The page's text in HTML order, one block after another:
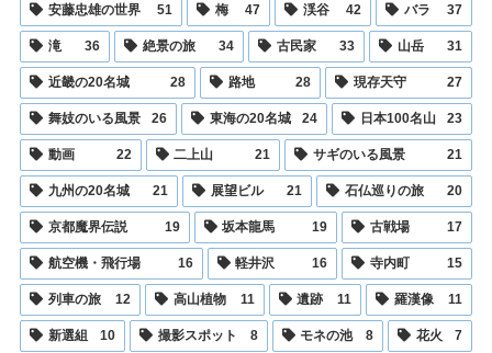
安藤忠雄の世界 51 梅 47 渓谷 42 バラ 37
滝 36 絶景の旅 34 古民家 33 山岳 31
近畿の20名城 28 路地 28 現存天守 27
舞妓のいる風景 26 東海の20名城 24 日本100名山 23
動画 22 二上山 21 サギのいる風景 21
九州の20名城 21 展望ビル 21 石仏巡りの旅 20
京都魔界伝説 19 坂本龍馬 19 古戦場 17
航空機・飛行場 16 軽井沢 16 寺内町 15
列車の旅 12 高山植物 11 遺跡 11 羅漢像 11
新選組 10 撮影スポット 8 モネの池 8 花火 7